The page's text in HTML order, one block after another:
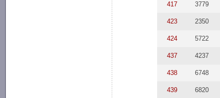
417 3779
423 2350
424 5722
437 4237
438 6748
439 6820